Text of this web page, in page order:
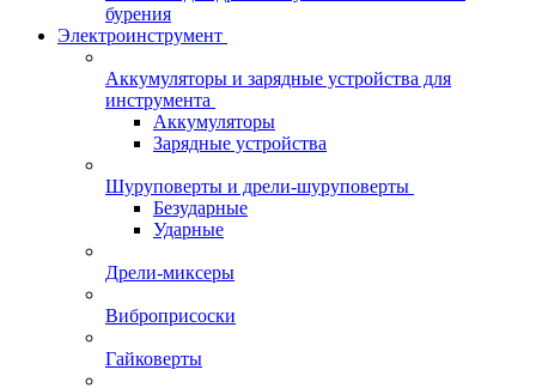
бурения
Электроинструмент
Аккумуляторы и зарядные устройства для
инструмента
Аккумуляторы
Зарядные устройства
Шуруповерты и дрели-шуруповерты
Безударные
Ударные
Дрели-миксеры
Виброприсоски
Гайковерты